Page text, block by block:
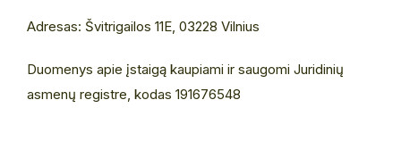
Adresas: Švitrigailos 11E, 03228 Vilnius
Duomenys apie įstaigą kaupiami ir saugomi Juridinių
asmenų registre, kodas 191676548